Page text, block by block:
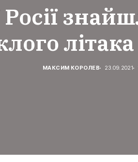
МАКСИМ КОРОЛЕВ 23.09.2021